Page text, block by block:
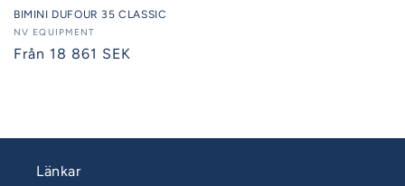
BIMINI DUFOUR 35 CLASSIC
Säljare:
NV EQUIPMENT
Ordinarie
Från 18 861 SEK
Länkar